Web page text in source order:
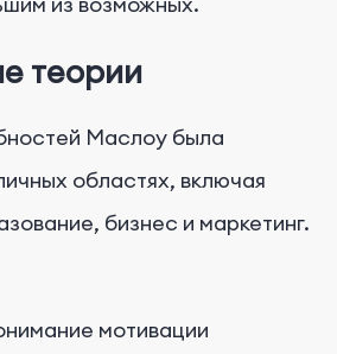
теории
Маслоу была
областях, включая
бизнес и маркетинг.
мотивации